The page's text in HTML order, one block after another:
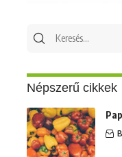
Népszerű cikkek